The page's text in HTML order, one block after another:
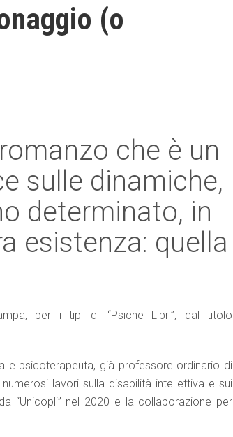
(o
che è un
sulle dinamiche,
determinato, in
esistenza: quella
per i tipi di “Psiche Libri”, dal titolo
e psicoterapeuta, già professore ordinario di
lavori sulla disabilità intellettiva e sui
“Unicopli” nel 2020 e la collaborazione per